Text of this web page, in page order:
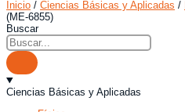
Inicio / Ciencias Básicas y Aplicadas /
(ME-6855)
Buscar
Ciencias Básicas y Aplicadas